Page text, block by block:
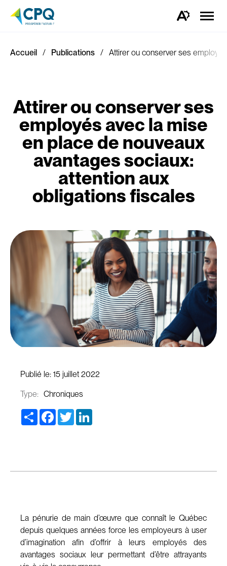
Ouvrez
d'accessibilité.
la
Accueil Publications Attirer ou conserver ses
Attirer ou conserver ses
employés avec la mise
en place de nouveaux
avantages sociaux:
attention aux
obligations fiscales
Publié le: 15 juillet 2022
Type: Chroniques
Share Facebook
Twitter
La pénurie de main d’œuvre que connaît le Québec
depuis quelques années force les employeurs à user
d’imagination afin d’offrir à leurs employés des
avantages sociaux leur permettant d’être attrayants